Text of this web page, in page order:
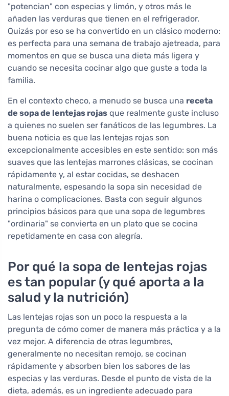
"potencian" con especias y limón, y otros más le
añaden las verduras que tienen en el refrigerador.
Quizás por eso se ha convertido en un clásico moderno:
es perfecta para una semana de trabajo ajetreada, para
momentos en que se busca una dieta más ligera y
cuando se necesita cocinar algo que guste a toda la
familia.
En el contexto checo, a menudo se busca una receta
de sopa de lentejas rojas que realmente guste incluso
a quienes no suelen ser fanáticos de las legumbres. La
buena noticia es que las lentejas rojas son
excepcionalmente accesibles en este sentido: son más
suaves que las lentejas marrones clásicas, se cocinan
rápidamente y, al estar cocidas, se deshacen
naturalmente, espesando la sopa sin necesidad de
harina o complicaciones. Basta con seguir algunos
principios básicos para que una sopa de legumbres
"ordinaria" se convierta en un plato que se cocina
repetidamente en casa con alegría.
Por qué la sopa de lentejas rojas
es tan popular (y qué aporta a la
salud y la nutrición)
Las lentejas rojas son un poco la respuesta a la
pregunta de cómo comer de manera más práctica y a la
vez mejor. A diferencia de otras legumbres,
generalmente no necesitan remojo, se cocinan
rápidamente y absorben bien los sabores de las
especias y las verduras. Desde el punto de vista de la
dieta, además, es un ingrediente adecuado para